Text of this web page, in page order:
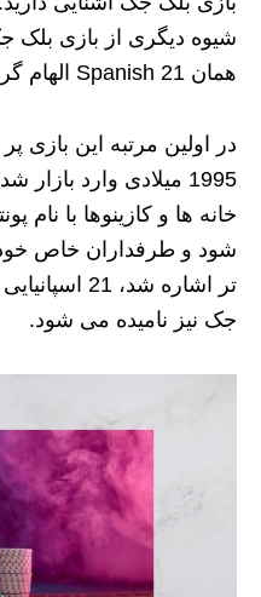
شیوه دیگری از بازی بلک
همان Spanish 21 الهام گرفته از بلک جک می باشد.
در اولین مرتبه این بازی
1995 میلادی وارد
شود و طرفداران خاص
تر اشاره
جک نیز نامیده می شود.